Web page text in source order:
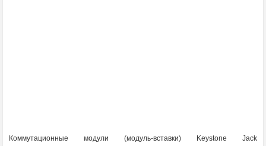
Коммутационные модули (модуль-вставки) Keystone Jack